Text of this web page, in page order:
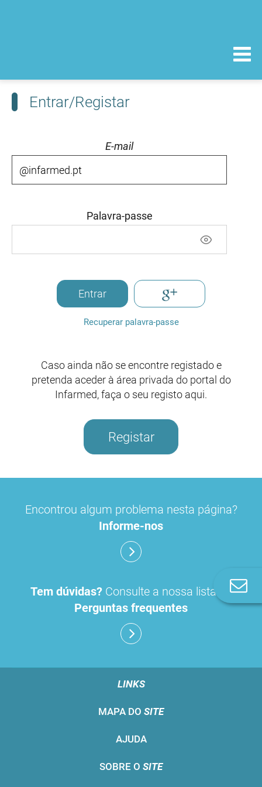
Entrar/Registar
E-mail
Palavra-passe
Entrar
Recuperar palavra-passe
Caso ainda não se encontre registado e
pretenda aceder à área privada do portal do
Infarmed, faça o seu registo aqui.
Registar
Encontrou algum problema nesta página?
Informe-nos
Tem dúvidas? Consulte a nossa lista de
Perguntas frequentes
LINKS
MAPA DO SITE
AJUDA
SOBRE O SITE